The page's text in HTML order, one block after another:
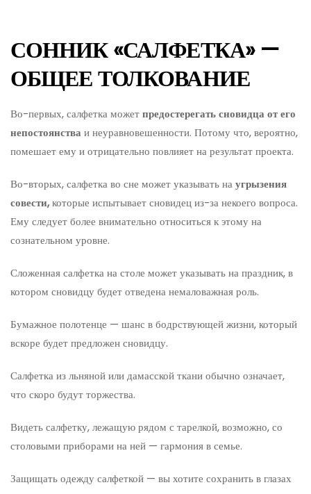
СОННИК «САЛФЕТКА» —
ОБЩЕЕ ТОЛКОВАНИЕ
Во-первых, салфетка можетпредостерегать сновидца от его
непостоянства и неуравновешенности. Потому что, вероятно,
помешает ему и отрицательно повлияет на результат проекта.
Во-вторых, салфетка во сне может указывать наугрызения
совести,которые испытывает сновидец из-за некоего вопроса.
Ему следует более внимательно относиться к этому на
сознательном уровне.
Сложенная салфетка на столе может указывать на праздник, в
котором сновидцу будет отведена немаловажная роль.
Бумажное полотенце — шанс в бодрствующей жизни, который
вскоре будет предложен сновидцу.
Салфетка из льняной или дамасской ткани обычно означает,
что скоро будут торжества.
Видеть салфетку, лежащую рядом с тарелкой, возможно, со
столовыми приборами на ней — гармония в семье.
Защищать одежду салфеткой — вы хотите сохранить в глазах